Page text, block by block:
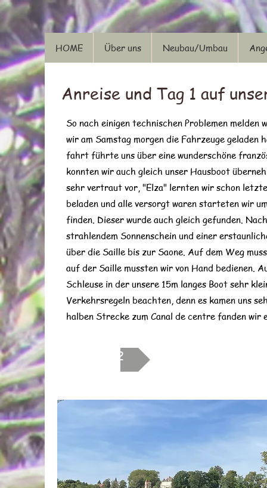
Anreise und Tag 1 auf
So nach einigen technischen Problemen
wir am Samstag morgen die Fahrzeuge geladen
fahrt führte uns über eine wunderschöne
konnten wir auch gleich unser Hausboot
sehr vertraut vor, "Elza" lernten wir schon
beladen und alle versorgt waren starteten wir
finden. Dieser wurde auch gleich gefunden.
strahlendem Sonnenschein und einer
über die Saille bis zur Saone. Auf dem Weg
auf der Saille mussten wir von Hand bedienen.
Schleuse in der unsere 15m langes Boot sehr
Verkehrsregeln beachten, denn es kamen uns
halben Strecke zum Canal de centre fanden
Tag 2
HOME Über uns Neubau/Umbau